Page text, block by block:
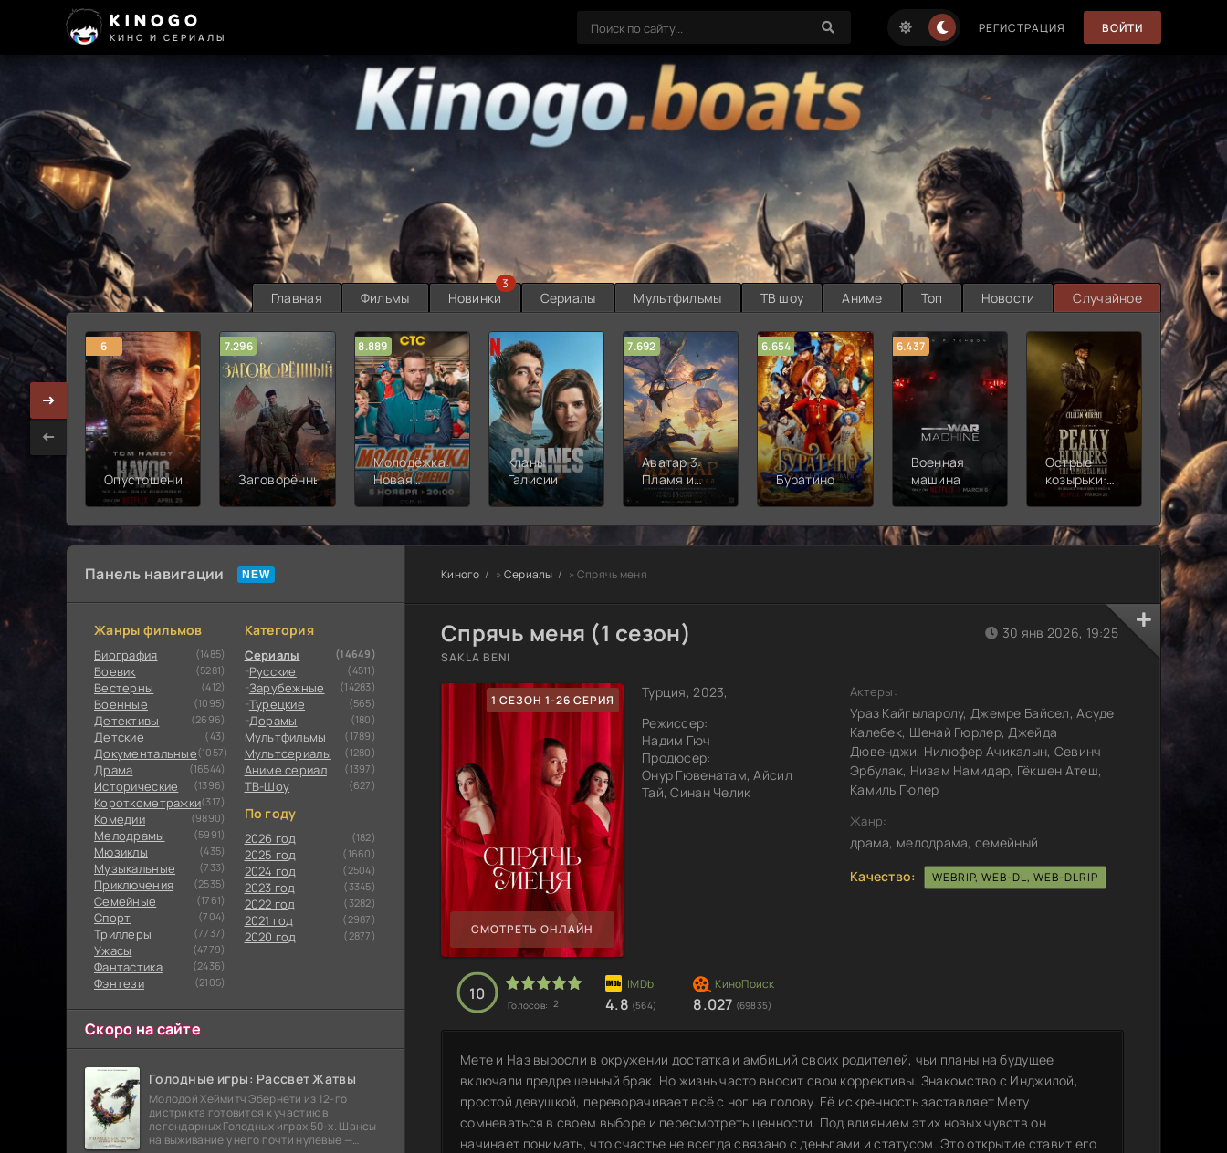
KINOGO
КИНО И СЕРИАЛЫ
РЕГИСТРАЦИЯ ВОЙТИ
Главная Фильмы Новинки
3
Сериалы Мультфильмы ТВ шоу Аниме Топ Новости Случайное
6
Опустошение
7.296
Заговорённый
8.889
Молодёжка:
Новая
смена
Кланы
Галисии
7.692
Аватар 3:
Пламя и
пепел
6.654
Буратино
6.437
Военная
машина
Острые
козырьки:
Бессмертный
7.187
2
Панель навигации
Жанры фильмов
Биография (1485)
Боевик (5281)
Вестерны (412)
Военные (1095)
Детективы (2696)
Детские (43)
Документальные(1057)
Драма (16544)
Исторические (1396)
Короткометражки(317)
Комедии (9890)
Мелодрамы (5991)
Мюзиклы (435)
Музыкальные (733)
Приключения (2535)
Семейные (1761)
Cпорт (704)
Триллеры (7737)
Ужасы (4779)
Фантастика (2436)
Фэнтези (2105)
Категория
Сериалы (14649)
Русские (4511)
Зарубежные (14283)
Турецкие (565)
Дорамы (180)
Мультфильмы (1789)
Мультсериалы (1280)
Аниме сериал (1397)
ТВ-Шоу (627)
По году
2026 год (182)
2025 год (1660)
2024 год (2504)
2023 год (3345)
2022 год (3282)
2021 год (2987)
2020 год (2877)
Скоро на сайте
Голодные игры: Рассвет Жатвы
Молодой Хеймитч Эбернети из 12-го
дистрикта готовится к участию в
легендарных Голодных играх 50-х. Шансы
на выживание у него почти нулевые —
Киного » Сериалы » Спрячь меня
Спрячь меня (1 сезон)
SAKLA BENI
1 СЕЗОН 1-26 СЕРИЯ
СМОТРЕТЬ ОНЛАЙН
Турция, 2023,
Режиссер:
Надим Гюч
Продюсер:
Онур Гювенатам, Айсил
Тай, Синан Челик
30 янв 2026, 19:25
Актеры:
Ураз Кайгыларолу, Джемре Байсел, Асуде
Калебек, Шенай Гюрлер, Джейда
Дювенджи, Нилюфер Ачикалын, Севинч
Эрбулак, Низам Намидар, Гёкшен Атеш,
Камиль Гюлер
Жанр:
драма, мелодрама, семейный
Качество:
WEBRIP, WEB-DL, WEB-DLRIP
10
Голосов: 2 4.8 (564) 8.027 (69835)
Мете и Наз выросли в окружении достатка и амбиций своих родителей, чьи планы на будущее
включали предрешенный брак. Но жизнь часто вносит свои коррективы. Знакомство с Инджилой,
простой девушкой, переворачивает всё с ног на голову. Её искренность заставляет Мету
сомневаться в своем выборе и пересмотреть ценности. Под влиянием этих новых чувств он
начинает понимать, что счастье не всегда связано с деньгами и статусом. Это открытие ставит его